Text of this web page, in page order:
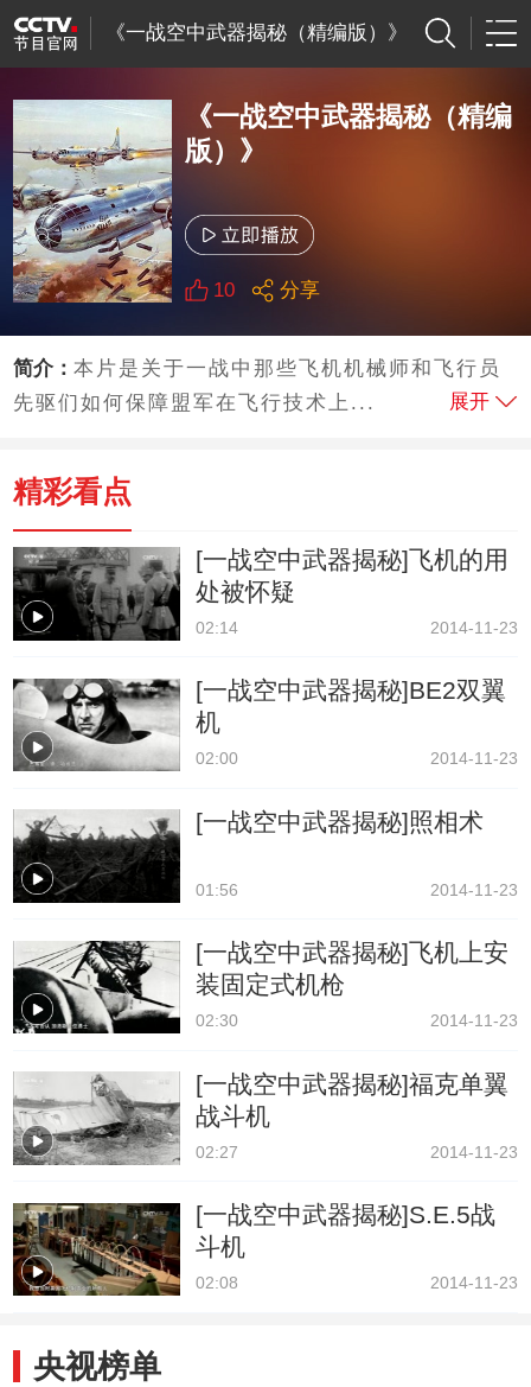
《一战空中武器揭秘（精编版）》
《一战空中武器揭秘（精编
版）》
10 分享
简介：本片是关于一战中那些飞机机械师和飞行员
先驱们如何保障盟军在飞行技术上...
展开
精彩看点
[一战空中武器揭秘]飞机的用
处被怀疑
02:14 2014-11-23
[一战空中武器揭秘]BE2双翼
机
02:00 2014-11-23
[一战空中武器揭秘]照相术
01:56 2014-11-23
[一战空中武器揭秘]飞机上安
装固定式机枪
02:30 2014-11-23
[一战空中武器揭秘]福克单翼
战斗机
02:27 2014-11-23
[一战空中武器揭秘]S.E.5战
斗机
02:08 2014-11-23
央视榜单